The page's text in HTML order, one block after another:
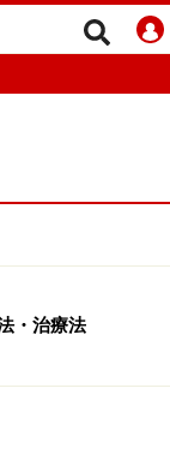
・治療法